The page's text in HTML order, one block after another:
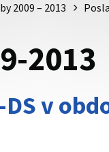
2009 – 2013
2013
v